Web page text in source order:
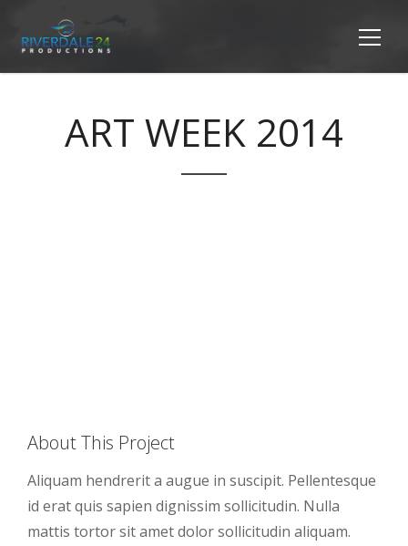
ART WEEK 2014
About This Project
Aliquam hendrerit a augue in suscipit. Pellentesque
id erat quis sapien dignissim sollicitudin. Nulla
mattis tortor sit amet dolor sollicitudin aliquam.